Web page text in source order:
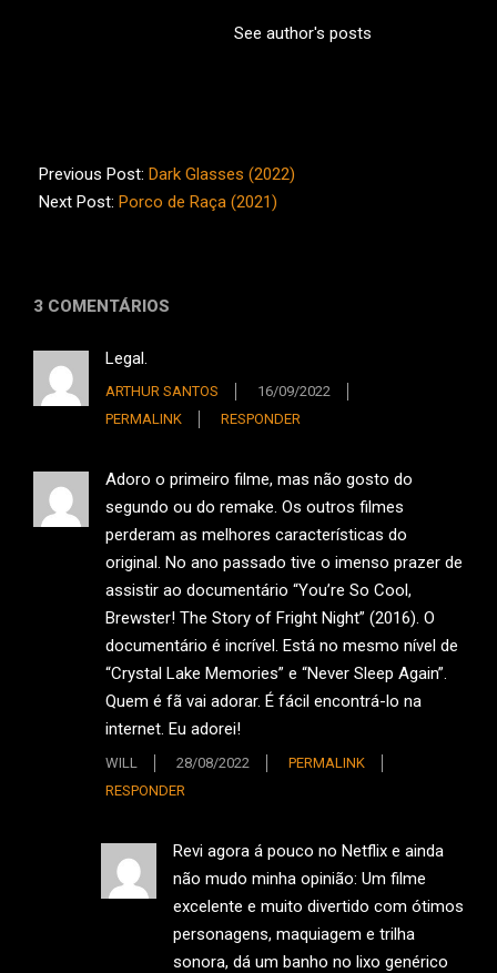
See author's posts
08-
07
Previous Post: Dark Glasses (2022)
Next Post: Porco de Raça (2021)
3 COMENTÁRIOS
Legal.
ARTHUR SANTOS
16/09/2022
PERMALINK
RESPONDER
Adoro o primeiro filme, mas não gosto do
segundo ou do remake. Os outros filmes
perderam as melhores características do
original. No ano passado tive o imenso prazer de
assistir ao documentário “You’re So Cool,
Brewster! The Story of Fright Night” (2016). O
documentário é incrível. Está no mesmo nível de
“Crystal Lake Memories” e “Never Sleep Again”.
Quem é fã vai adorar. É fácil encontrá-lo na
internet. Eu adorei!
WILL 28/08/2022
PERMALINK
RESPONDER
Revi agora á pouco no Netflix e ainda
não mudo minha opinião: Um filme
excelente e muito divertido com ótimos
personagens, maquiagem e trilha
sonora, dá um banho no lixo genérico